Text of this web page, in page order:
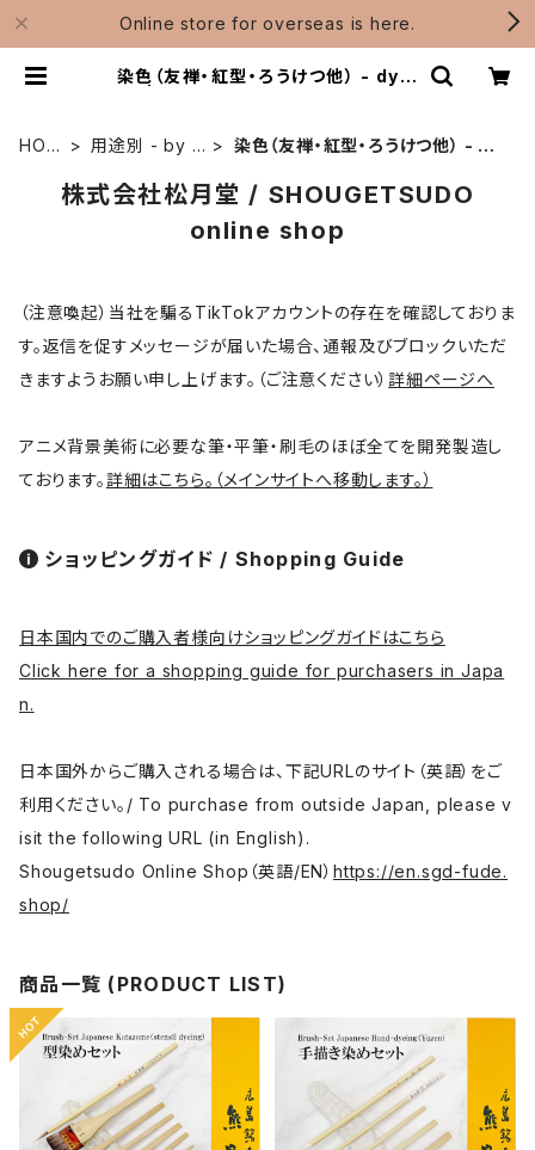
Online store for overseas is here.
染色（友禅・紅型・ろうけつ他） - dyei
do
HOM
用途別 - by u
染色（友禅・紅型・ろうけつ他） - dy
株式会社松月堂 / SHOUGETSUDO
online shop
（注意喚起）当社を騙るTikTokアカウントの存在を確認しておりま
す。返信を促すメッセージが届いた場合、通報及びブロックいただ
きますようお願い申し上げます。（ご注意ください）詳細ページへ
アニメ背景美術に必要な筆・平筆・刷毛のほぼ全てを開発製造し
ております。詳細はこちら。（メインサイトへ移動します。）
ショッピングガイド / Shopping Guide
日本国内でのご購入者様向けショッピングガイドはこちら
Click here for a shopping guide for purchasers in Japa
n.
日本国外からご購入される場合は、下記URLのサイト（英語）をご
利用ください。/ To purchase from outside Japan, please v
isit the following URL (in English).
Shougetsudo Online Shop（英語/EN）https://en.sgd-fude.
shop/
商品一覧 (PRODUCT LIST)